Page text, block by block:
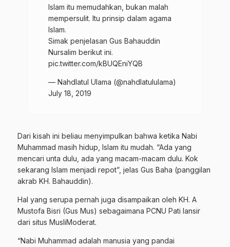
Islam itu memudahkan, bukan malah
mempersulit. Itu prinsip dalam agama
Islam.
Simak penjelasan Gus Bahauddin
Nursalim berikut ini.
pic.twitter.com/kBUQEniYQB
— Nahdlatul Ulama (@nahdlatululama)
July 18, 2019
Dari kisah ini beliau menyimpulkan bahwa ketika Nabi
Muhammad masih hidup, Islam itu mudah. “Ada yang
mencari unta dulu, ada yang macam-macam dulu. Kok
sekarang Islam menjadi repot”, jelas Gus Baha (panggilan
akrab KH. Bahauddin).
Hal yang serupa pernah juga disampaikan oleh KH. A
Mustofa Bisri (Gus Mus) sebagaimana PCNU Pati lansir
dari situs MusliModerat.
“Nabi Muhammad adalah manusia yang pandai